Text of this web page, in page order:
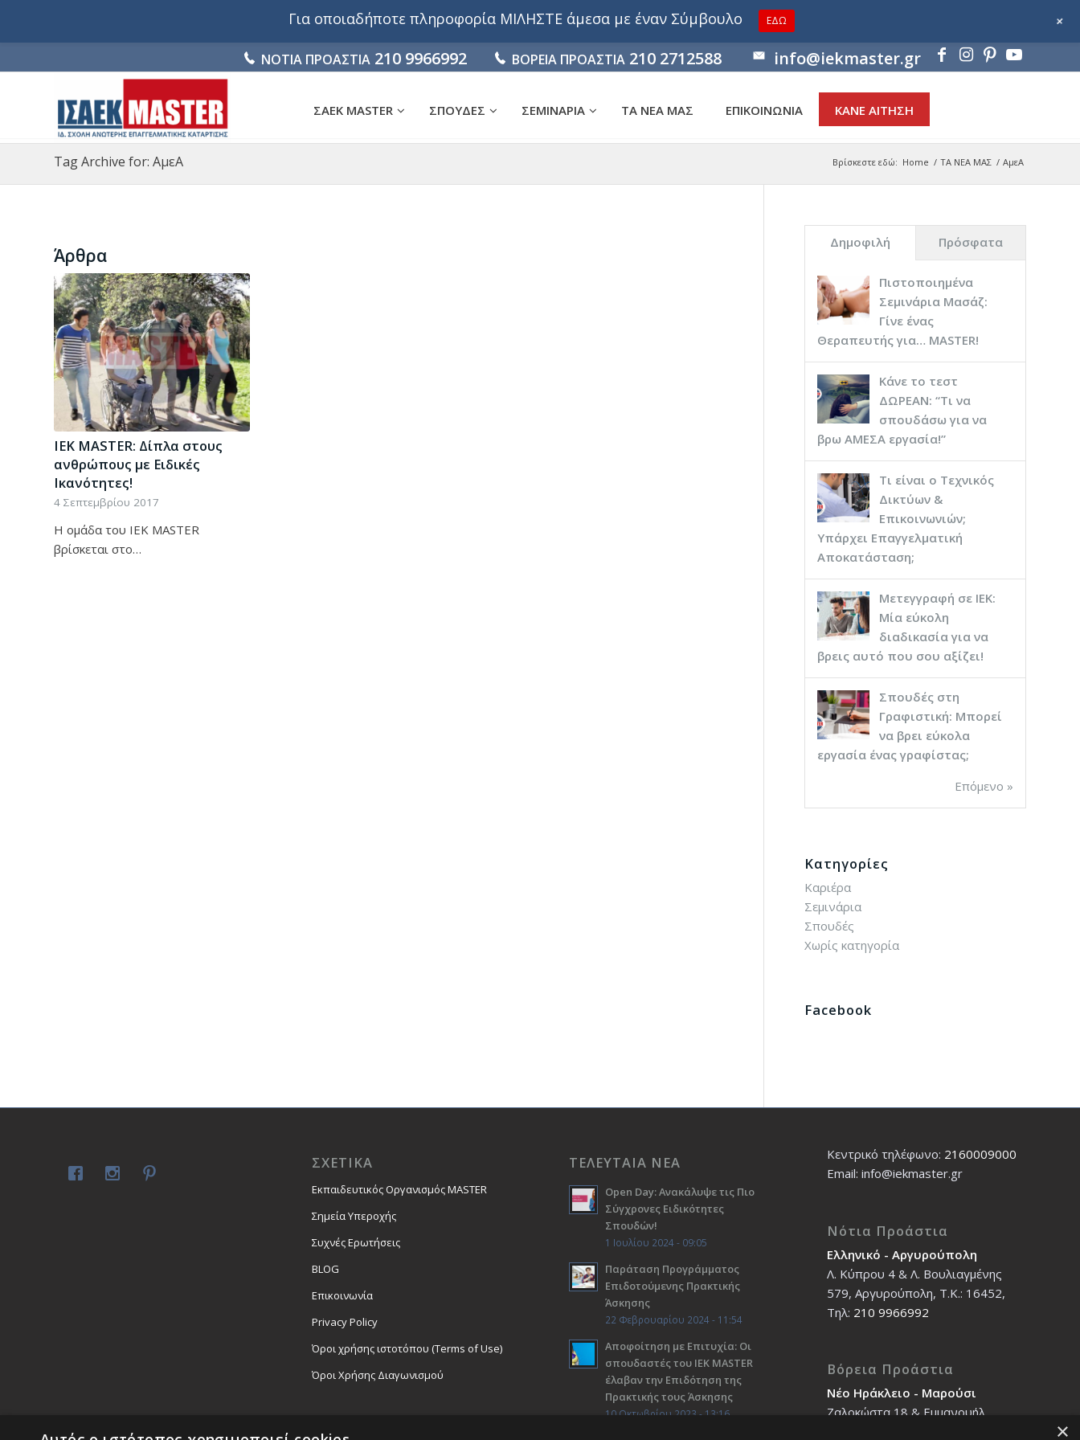
ΝΟΤΙΑ ΠΡΟΑΣΤΙΑ 210 9966992 ΒΟΡΕΙΑ ΠΡΟΑΣΤΙΑ 210 2712588 info@iekmaster.gr
ΣΑΕΚ MASTER ΣΠΟΥΔΕΣ ΣΕΜΙΝΑΡΙΑ ΤΑ ΝΕΑ ΜΑΣ ΕΠΙΚΟΙΝΩΝΙΑ ΚΑΝΕ ΑΙΤΗΣΗ
Tag Archive for: ΑμεΑ Βρίσκεστε εδώ: Home / ΤΑ ΝΕΑ ΜΑΣ / ΑμεΑ
Άρθρα
ΙΕΚ MASTER: Δίπλα στους
ανθρώπους με Ειδικές
Ικανότητες!
4 Σεπτεμβρίου 2017
Η ομάδα του ΙΕΚ MASTER
βρίσκεται στο…
Δημοφιλή Πρόσφατα
Πιστοποιημένα
Σεμινάρια Μασάζ:
Γίνε ένας
Θεραπευτής για… ΜASTER!
Κάνε το τεστ
ΔΩΡΕΑΝ: “Τι να
σπουδάσω για να
βρω ΑΜΕΣΑ εργασία!”
Τι είναι ο Τεχνικός
Δικτύων &
Επικοινωνιών;
Υπάρχει Επαγγελματική
Αποκατάσταση;
Μετεγγραφή σε ΙΕΚ:
Μία εύκολη
διαδικασία για να
βρεις αυτό που σου αξίζει!
Σπουδές στη
Γραφιστική: Μπορεί
να βρει εύκολα
εργασία ένας γραφίστας;
Επόμενο »
Kατηγορίες
Καριέρα
Σεμινάρια
Σπουδές
Χωρίς κατηγορία
Facebook
ΣΧΕΤΙΚΑ
Εκπαιδευτικός Οργανισμός MASTER
Σημεία Υπεροχής
Συχνές Ερωτήσεις
BLOG
Επικοινωνία
Privacy Policy
Όροι χρήσης ιστοτόπου (Terms of Use)
Όροι Χρήσης Διαγωνισμού
ΤΕΛΕΥΤΑΙΑ ΝΕΑ
Open Day: Ανακάλυψε τις Πιο
Σύγχρονες Ειδικότητες
Σπουδών!
1 Ιουλίου 2024 - 09:05
Παράταση Προγράμματος
Επιδοτούμενης Πρακτικής
Άσκησης
22 Φεβρουαρίου 2024 - 11:54
Αποφοίτηση με Επιτυχία: Οι
σπουδαστές του ΙΕΚ ΜΑSTER
έλαβαν την Επιδότηση της
Πρακτικής τους Άσκησης
10 Οκτωβρίου 2023 - 13:16
Κεντρικό τηλέφωνο: 2160009000
Εmail: info@iekmaster.gr
Νότια Προάστια
Ελληνικό - Αργυρούπολη
Λ. Κύπρου 4 & Λ. Βουλιαγμένης
579, Αργυρούπολη, T.K.: 16452,
Τηλ: 210 9966992
Βόρεια Προάστια
Νέο Ηράκλειο - Μαρούσι
Ζαλοκώστα 18 & Εμμανουήλ
Για οποιαδήποτε πληροφορία ΜΙΛΗΣΤΕ άμεσα με έναν Σύμβουλο ΕΔΩ +
×